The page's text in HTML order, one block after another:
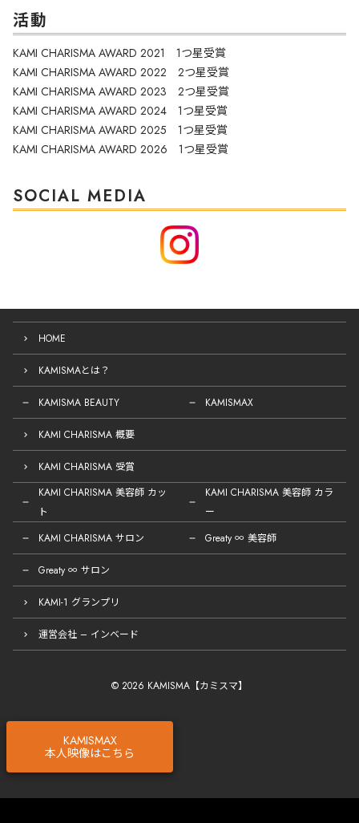
KAMISMAX
本人映像はこちら
活動
KAMI CHARISMA AWARD 2021 1つ星受賞
KAMI CHARISMA AWARD 2022 2つ星受賞
KAMI CHARISMA AWARD 2023 2つ星受賞
KAMI CHARISMA AWARD 2024 1つ星受賞
KAMI CHARISMA AWARD 2025 1つ星受賞
KAMI CHARISMA AWARD 2026 1つ星受賞
SOCIAL MEDIA
HOME
KAMISMAとは？
KAMISMA BEAUTY KAMISMAX
KAMI CHARISMA 概要
KAMI CHARISMA 受賞
KAMI CHARISMA 美容師 カッ
ト
KAMI CHARISMA 美容師 カラ
ー
KAMI CHARISMA サロン
Greaty ∞ 美容師
Greaty ∞ サロン
KAMI-1 グランプリ
運営会社 – インベード
© 2026 KAMISMA【カミスマ】